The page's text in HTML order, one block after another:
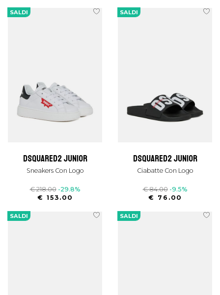
SALDI
dsquared2 junior
Sneakers Con Logo
€ 218.00 -29.8%
€ 153.00
SALDI
dsquared2 junior
Ciabatte Con Logo
€ 84.00 -9.5%
€ 76.00
SALDI SALDI